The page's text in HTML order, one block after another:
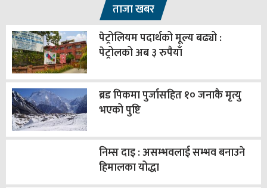
ताजा खबर
पेट्रोलियम पदार्थको मूल्य बढ्यो :
पेट्रोलको अब ३ रुपैयाँ
ब्रड पिकमा पुर्जासहित १० जनाकै मृत्यु
भएको पुष्टि
निम्स दाइ : असम्भवलाई सम्भव बनाउने
हिमालका योद्धा